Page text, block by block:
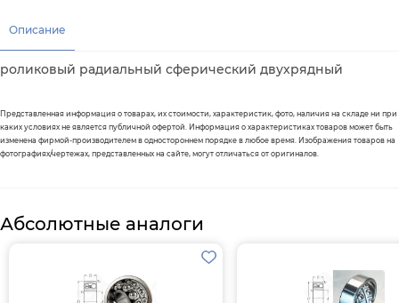
Описание
роликовый радиальный сферический двухрядный
Представленная информация о товарах, их стоимости, характеристик, фото, наличия на складе ни при
каких условиях не является публичной офертой. Информация о характеристиках товаров может быть
изменена фирмой-производителем в одностороннем порядке в любое время. Изображения товаров на
фотографиях/чертежах, представленных на сайте, могут отличаться от оригиналов.
Абсолютные аналоги